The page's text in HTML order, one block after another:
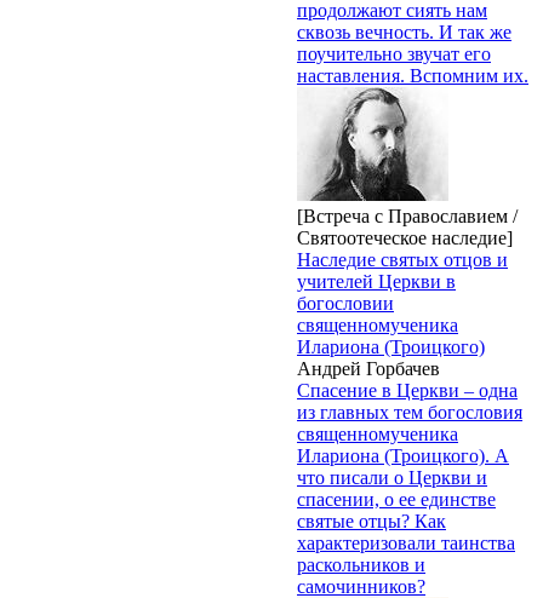
продолжают сиять нам
сквозь вечность. И так же
поучительно звучат его
наставления. Вспомним их.
[Встреча с Православием /
Святоотеческое наследие]
Наследие святых отцов и
учителей Церкви в
богословии
священномученика
Илариона (Троицкого)
Андрей Горбачев
Спасение в Церкви – одна
из главных тем богословия
священномученика
Илариона (Троицкого). А
что писали о Церкви и
спасении, о ее единстве
святые отцы? Как
характеризовали таинства
раскольников и
самочинников?